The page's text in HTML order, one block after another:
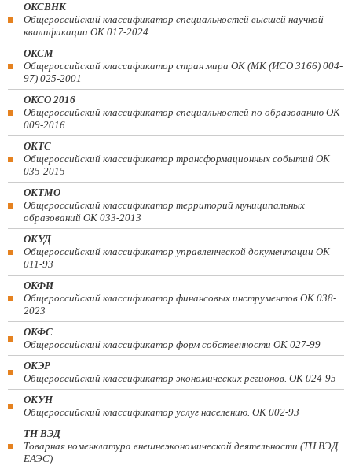
ОКСВНК
Общероссийский классификатор специальностей высшей научной
квалификации ОК 017-2024
ОКСМ
Общероссийский классификатор стран мира ОК (МК (ИСО 3166) 004-
97) 025-2001
ОКСО 2016
Общероссийский классификатор специальностей по образованию ОК
009-2016
ОКТС
Общероссийский классификатор трансформационных событий ОК
035-2015
ОКТМО
Общероссийский классификатор территорий муниципальных
образований ОК 033-2013
ОКУД
Общероссийский классификатор управленческой документации ОК
011-93
ОКФИ
Общероссийский классификатор финансовых инструментов OK 038-
2023
ОКФС
Общероссийский классификатор форм собственности ОК 027-99
ОКЭР
Общероссийский классификатор экономических регионов. ОК 024-95
ОКУН
Общероссийский классификатор услуг населению. ОК 002-93
ТН ВЭД
Товарная номенклатура внешнеэкономической деятельности (ТН ВЭД
ЕАЭС)